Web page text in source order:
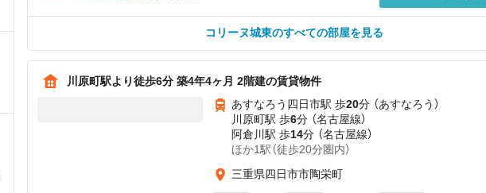
コリーヌ城東のすべての部屋を見る
川原町駅より徒歩6分 築4年4ヶ月 2階建の賃貸物件
あすなろう四日市駅 歩20分 （あすなろう）
川原町駅 歩6分 （名古屋線）
阿倉川駅 歩14分 （名古屋線）
ほか1駅（徒歩20分圏内）
三重県四日市市陶栄町